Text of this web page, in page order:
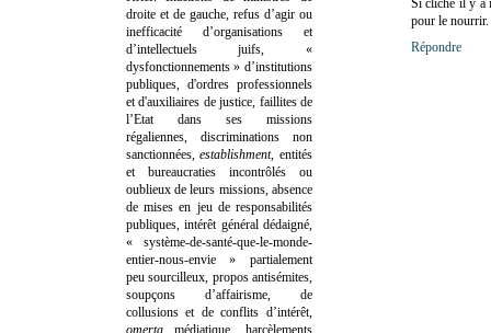
Si cliché il y a
pour le nourrir.
Répondre
droite et de gauche, refus d’agir ou
inefficacité d’organisations et
d’intellectuels juifs, «
dysfonctionnements » d’institutions
publiques, d'ordres professionnels
et d'auxiliaires de justice, faillites de
l’Etat dans ses missions
régaliennes, discriminations non
sanctionnées,establishment, entités
et bureaucraties incontrôlés ou
oublieux de leurs missions, absence
de mises en jeu de responsabilités
publiques, intérêt général dédaigné,
« système-de-santé-que-le-monde-
entier-nous-envie » partialement
peu sourcilleux, propos antisémites,
soupçons d’affairisme, de
collusions et de conflits d’intérêt,
omertamédiatique, harcèlements